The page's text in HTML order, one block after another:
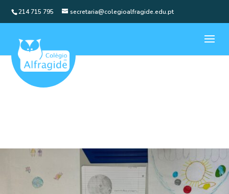
214 715 795 secretaria@colegioalfragide.edu.pt